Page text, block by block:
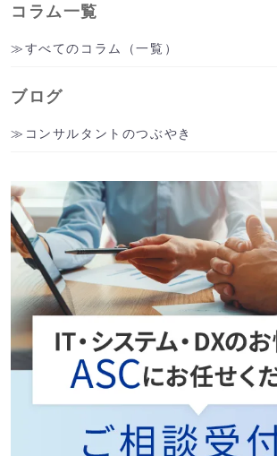
コラム一覧
すべてのコラム（一覧）
ブログ
コンサルタントのつぶやき